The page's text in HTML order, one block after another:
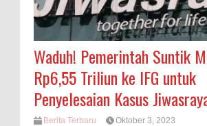
Waduh! Pemerintah Suntik
Rp6,55 Triliun ke IFG untuk
Penyelesaian Kasus
Berita Terbaru Oktober 3, 2023